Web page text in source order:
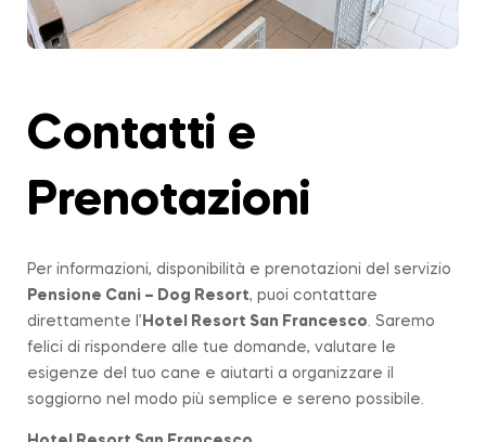
Contatti e
Prenotazioni
Per informazioni, disponibilità e prenotazioni del servizio
Pensione Cani – Dog Resort, puoi contattare
direttamente l’ Hotel Resort San Francesco . Saremo
felici di rispondere alle tue domande, valutare le
esigenze del tuo cane e aiutarti a organizzare il
soggiorno nel modo più semplice e sereno possibile.